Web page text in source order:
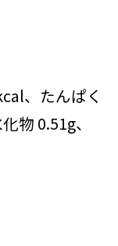
、たんぱく
物 0.51g、